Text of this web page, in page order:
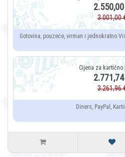
3.001,00
Gotovina, pouzeće, virman i jednokratno
3.261,96
Diners, PayPal,